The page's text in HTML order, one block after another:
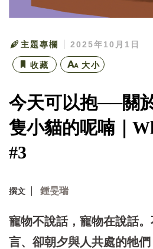
主題專欄 2025年10月1日
收藏 大小
今天可以抱──關
隻小貓的呢喃｜
#3
撰文 鍾旻瑞
寵物不說話，寵物在說話
言、卻朝夕與人共處的牠